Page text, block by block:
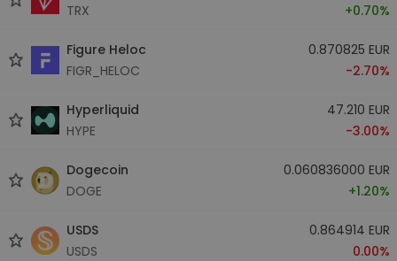
TRX
+0.70%
Figure Heloc
FIGR_HELOC
0.870825 EUR
-2.70%
Hyperliquid
HYPE
47.210 EUR
-3.00%
Dogecoin
DOGE
0.060836000 EUR
+1.20%
USDS
USDS
0.864914 EUR
0.00%